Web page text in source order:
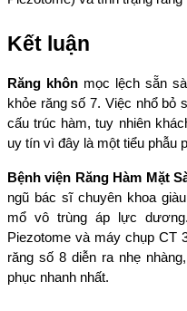
Kết luận
Răng khôn mọc lệch sẵn
khỏe răng số 7. Việc nhổ bỏ
cấu trúc hàm, tuy nhiên
uy tín vì đây là một tiểu phẫu
Bệnh viện Răng Hàm Mặt
ngũ bác sĩ chuyên khoa
mổ vô trùng áp lực
Piezotome và máy chụp CT
răng số 8 diễn ra nhẹ
phục nhanh nhất.